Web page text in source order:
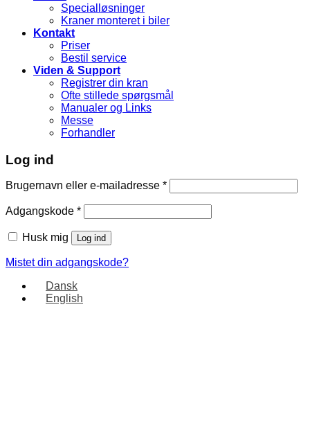
Specialløsninger
Kraner monteret i biler
Kontakt
Priser
Bestil service
Viden & Support
Registrer din kran
Ofte stillede spørgsmål
Manualer og Links
Messe
Forhandler
Log ind
Brugernavn eller e-mailadresse *
Adgangskode *
Husk mig Log ind
Mistet din adgangskode?
Dansk
English